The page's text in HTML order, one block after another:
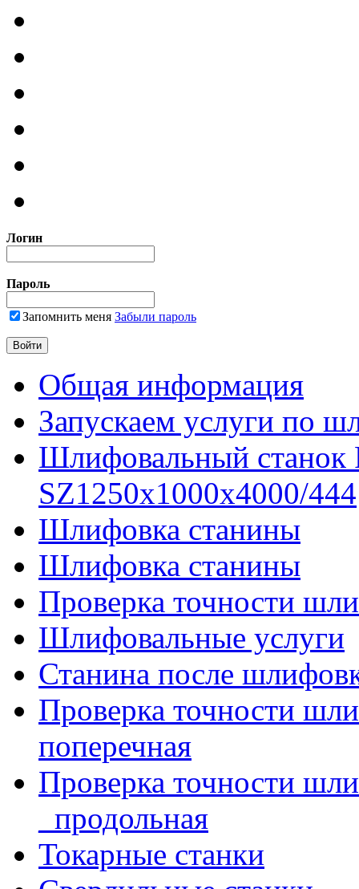
Логин
Пароль
Запомнить меня Забыли пароль
Общая информация
Запускаем услуги по
Шлифовальный
SZ1250x1000x4000/444
Шлифовка станины
Шлифовка станины
Проверка точности
Шлифовальные услуги
Станина после
Проверка точности
поперечная
Проверка точности
_продольная
Токарные станки